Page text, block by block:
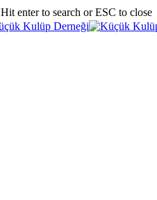
Hit enter to search or ESC to close